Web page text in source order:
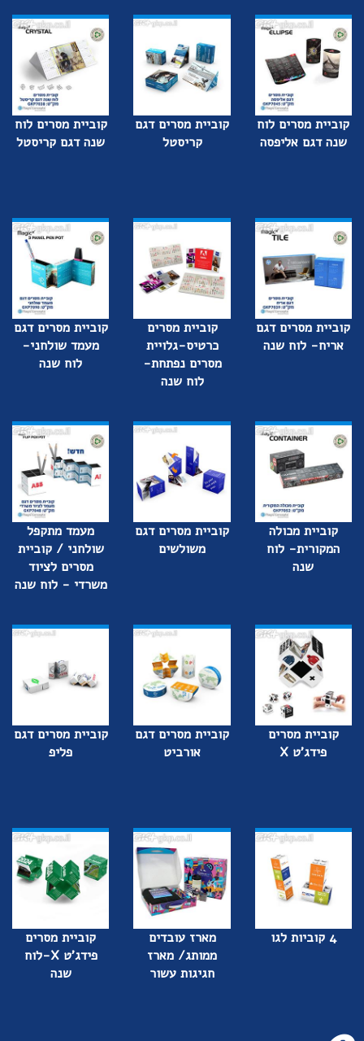
קוביית מסרים לוח
שנה דגם אליפסה
קוביית מסרים דגם
קריסטל
קוביית מסרים לוח
שנה דגם קריסטל
קוביית מסרים דגם
אריח- לוח שנה
קוביית מסרים
כרטיס-גלויית
מסרים נפתחת-
לוח שנה
קוביית מסרים דגם
מעמד שולחני-
לוח שנה
קוביית מכולה
המקורית- לוח
שנה
קוביית מסרים דגם
משולשים
מעמד מתקפל
שולחני / קוביית
מסרים לציוד
משרדי - לוח שנה
קוביית מסרים
פידג'ט X
קוביית מסרים דגם
אורביט
קוביית מסרים דגם
פליפ
4 קוביות לגו
מארז עובדים
ממותג/ מארז
חגיגות עשור
קוביית מסרים
פידג'ט X-לוח
שנה